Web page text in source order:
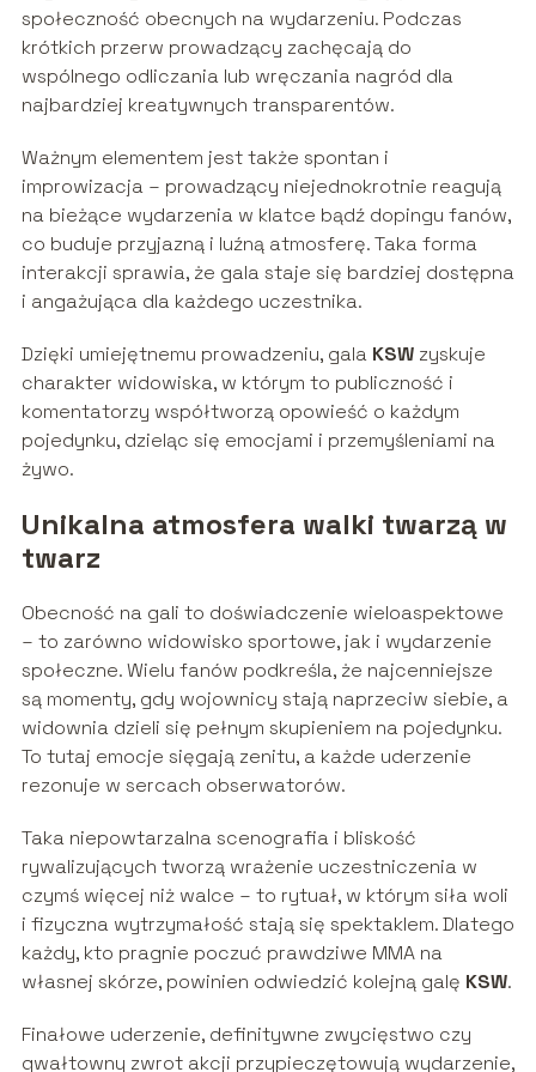
społeczność obecnych na wydarzeniu. Podczas
krótkich przerw prowadzący zachęcają do
wspólnego odliczania lub wręczania nagród dla
najbardziej kreatywnych transparentów.
Ważnym elementem jest także spontan i
improwizacja – prowadzący niejednokrotnie reagują
na bieżące wydarzenia w klatce bądź dopingu fanów,
co buduje przyjazną i luźną atmosferę. Taka forma
interakcji sprawia, że gala staje się bardziej dostępna
i angażująca dla każdego uczestnika.
Dzięki umiejętnemu prowadzeniu, gala KSWzyskuje
charakter widowiska, w którym to publiczność i
komentatorzy współtworzą opowieść o każdym
pojedynku, dzieląc się emocjami i przemyśleniami na
żywo.
Unikalna atmosfera walki twarzą w
twarz
Obecność na gali to doświadczenie wieloaspektowe
– to zarówno widowisko sportowe, jak i wydarzenie
społeczne. Wielu fanów podkreśla, że najcenniejsze
są momenty, gdy wojownicy stają naprzeciw siebie, a
widownia dzieli się pełnym skupieniem na pojedynku.
To tutaj emocje sięgają zenitu, a każde uderzenie
rezonuje w sercach obserwatorów.
Taka niepowtarzalna scenografia i bliskość
rywalizujących tworzą wrażenie uczestniczenia w
czymś więcej niż walce – to rytuał, w którym siła woli
i fizyczna wytrzymałość stają się spektaklem. Dlatego
każdy, kto pragnie poczuć prawdziwe MMA na
własnej skórze, powinien odwiedzić kolejną galę KSW.
Finałowe uderzenie, definitywne zwycięstwo czy
gwałtowny zwrot akcji przypieczętowują wydarzenie,